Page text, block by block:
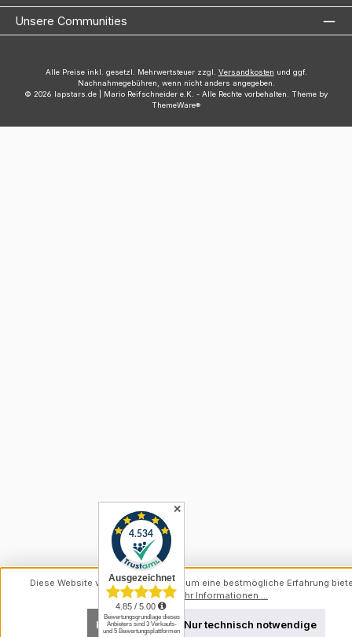
Unsere Communities
Alle Preise inkl. gesetzl. Mehrwertsteuer zzgl. Versandkosten und ggf.
Nachnahmegebühren, wenn nicht anders angegeben.
© 2026 lapstars.de | Mario Reifschneider e.K. - Alle Rechte vorbehalten. Theme by
ThemeWare®
✕
Diese Website verwendet Cookies, um eine bestmögliche Erfahrung
können.Mehr Informationen ...
Nur technisch notwendige
Konfigurieren